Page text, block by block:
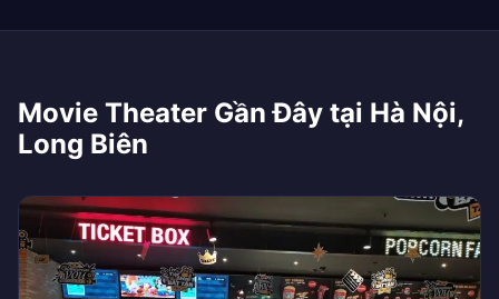
Movie Theater Gần Đây tại Hà Nội,
Long Biên